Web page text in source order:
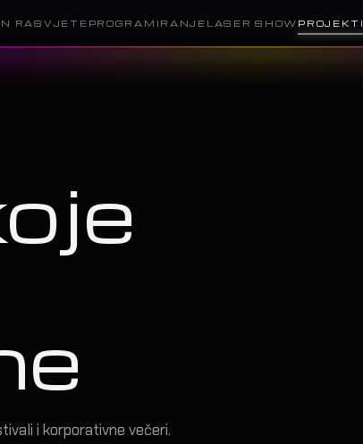
RASVJETE PROGRAMIRANJE LASER SHOW PROJEKTI
i korporativne večeri.